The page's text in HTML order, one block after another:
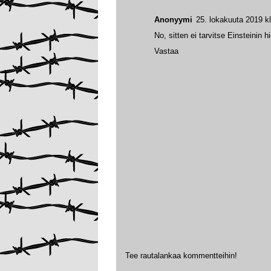
Anonyymi 25. lokakuuta 2019
No, sitten ei tarvitse Einsteinin
Vastaa
Tee rautalankaa kommentteihin!